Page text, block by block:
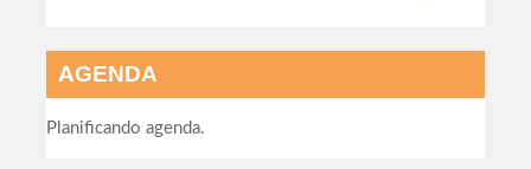
AGENDA
Planificando agenda.